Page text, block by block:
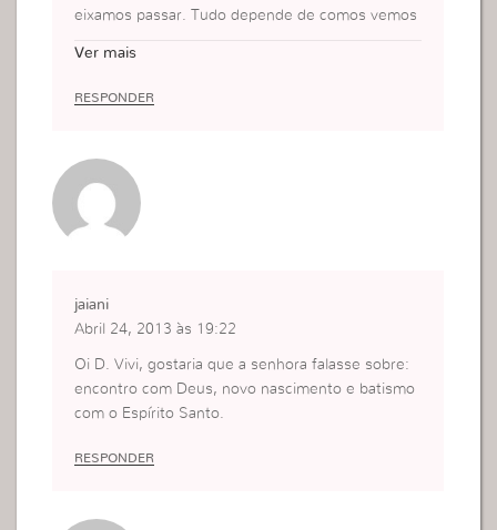
eixamos passar. Tudo depende de comos vemos
Ver mais
RESPONDER
jaiani
Abril 24, 2013 às 19:22
Oi D. Vivi, gostaria que a senhora falasse sobre:
encontro com Deus, novo nascimento e batismo
com o Espírito Santo.
RESPONDER